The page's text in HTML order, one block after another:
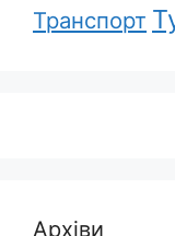
Транспорт
Архіви